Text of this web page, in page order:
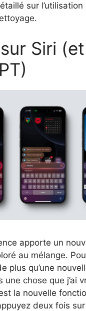
sur l’utilisation
Siri (et
apporte un
au mélange.
plus qu’une
une chose que j’ai
la nouvelle
deux fois